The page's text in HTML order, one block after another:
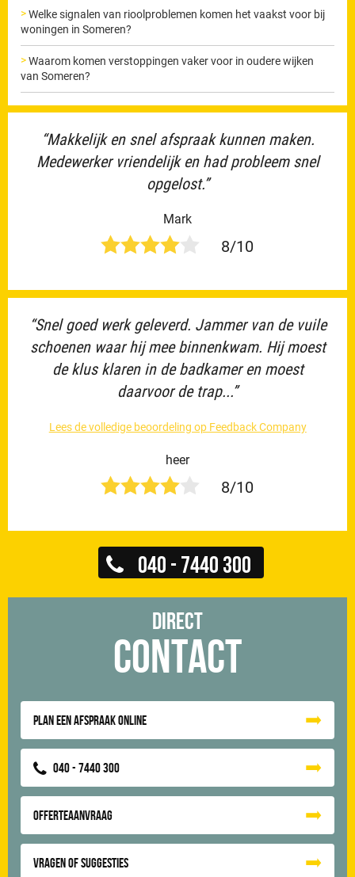
Welke signalen van rioolproblemen komen het vaakst voor bij
woningen in Someren?
Waarom komen verstoppingen vaker voor in oudere wijken
van Someren?
“Makkelijk en snel afspraak kunnen maken.
Medewerker vriendelijk en had probleem snel
opgelost.”
Mark
8/10
“Snel goed werk geleverd. Jammer van de vuile
schoenen waar hij mee binnenkwam. Hij moest
de klus klaren in de badkamer en moest
daarvoor de trap...”
Lees de volledige beoordeling op Feedback Company
heer
8/10
040 - 7440 300
Direct
Contact
Plan een afspraak online
040 - 7440 300
Offerteaanvraag
Vragen of suggesties